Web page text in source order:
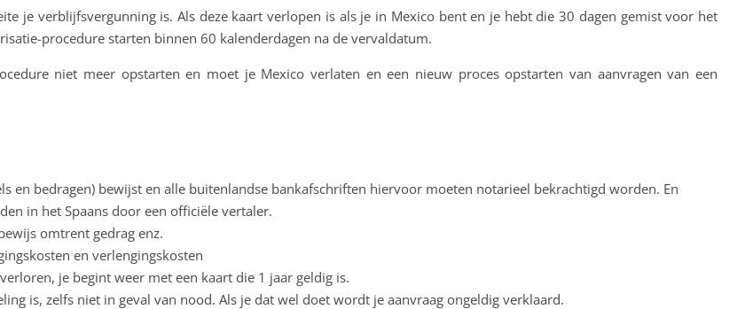
je verblijfsvergunning is. Als deze kaart verlopen is als je in Mexico bent en je hebt die 30 dagen gemist voor het
procedure starten binnen 60 kalenderdagen na de vervaldatum.
niet meer opstarten en moet je Mexico verlaten en een nieuw proces opstarten van aanvragen van een
en bedragen) bewijst en alle buitenlandse bankafschriften hiervoor moeten notarieel bekrachtigd worden. En
in het Spaans door een officiële vertaler.
omtrent gedrag enz.
en verlengingskosten
je begint weer met een kaart die 1 jaar geldig is.
is, zelfs niet in geval van nood. Als je dat wel doet wordt je aanvraag ongeldig verklaard.